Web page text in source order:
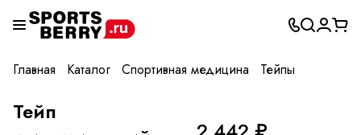
Главная Каталог Спортивная медицина Тейпы
Тейп